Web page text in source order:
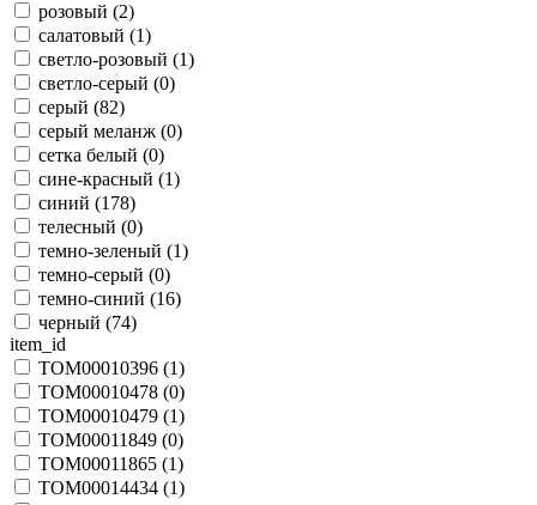
розовый (2)
салатовый (1)
светло-розовый (1)
светло-серый (0)
серый (82)
серый меланж (0)
сетка белый (0)
сине-красный (1)
синий (178)
телесный (0)
темно-зеленый (1)
темно-серый (0)
темно-синий (16)
черный (74)
item_id
TOM00010396 (1)
TOM00010478 (0)
TOM00010479 (1)
TOM00011849 (0)
TOM00011865 (1)
TOM00014434 (1)